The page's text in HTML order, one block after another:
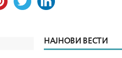
НАЈНОВИ ВЕСТИ